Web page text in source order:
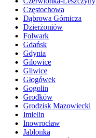
Częstochowa
Dąbrowa Górnicza
Dzierżoniów
Folwark
Gdańsk
Gdynia
Gilowice
Gliwice
Głogówek
Gogolin
Grodków
Grodzisk Mazowiecki
Imielin
Inowrocław
Jabłonka